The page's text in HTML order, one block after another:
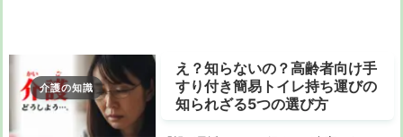
介護の知識
え？知らないの？高齢者向け手
すり付き簡易トイレ持ち運びの
知られざる5つの選び方